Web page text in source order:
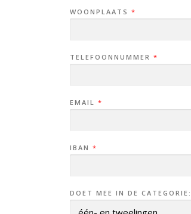
WOONPLAATS *
TELEFOONNUMMER *
EMAIL *
IBAN *
DOET MEE IN DE CATEGORIE: